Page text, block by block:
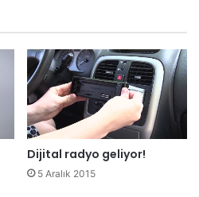
Dijital radyo geliyor!
5 Aralık 2015